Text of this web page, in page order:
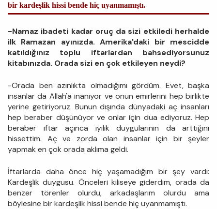
bir kardeşlik hissi bende hiç uyanmamıştı.
-Namaz ibadeti kadar oruç da sizi etkiledi herhalde
ilk Ramazan ayınızda. Amerika'daki bir mescidde
katıldığınız toplu iftarlardan bahsediyorsunuz
kitabınızda. Orada sizi en çok etkileyen neydi?
-Orada ben azınlıkta olmadığımı gördüm. Evet, başka
insanlar da Allah'a inanıyor ve onun emirlerini hep birlikte
yerine getiriyoruz. Bunun dışında dünyadaki aç insanları
hep beraber düşünüyor ve onlar için dua ediyoruz. Hep
beraber iftar açınca iyilik duygularının da arttığını
hissettim. Aç ve zorda olan insanlar için bir şeyler
yapmak en çok orada aklıma geldi.
İftarlarda daha önce hiç yaşamadığım bir şey vardı:
Kardeşlik duygusu. Önceleri kiliseye giderdim, orada da
benzer törenler olurdu, arkadaşlarım olurdu ama
böylesine bir kardeşlik hissi bende hiç uyanmamıştı.